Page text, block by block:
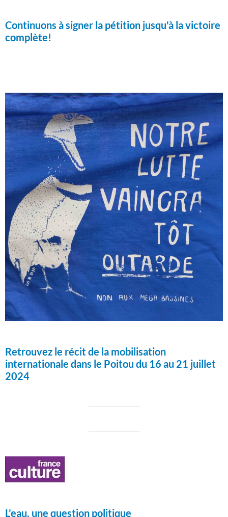
Continuons à signer la pétition jusqu'à la victoire
complète!
Retrouvez le récit de la mobilisation
internationale dans le Poitou du 16 au 21 juillet
2024
L’eau, une question politique